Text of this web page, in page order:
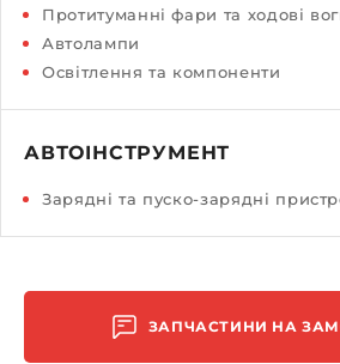
Протитуманні фари та ходові
Автолампи
Освітлення та компоненти
АВТОІНСТРУМЕНТ
Зарядні та пуско-зарядні
ЗАПЧАСТИНИ НА